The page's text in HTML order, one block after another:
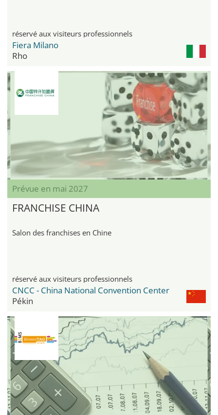
réservé aux visiteurs professionnels
Fiera Milano
Rho
Prévue en mai 2027
FRANCHISE CHINA
Salon des franchises en Chine
réservé aux visiteurs professionnels
CNCC - China National Convention Center
Pékin